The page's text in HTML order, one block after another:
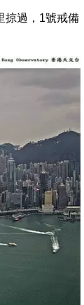
掠過，1號戒備